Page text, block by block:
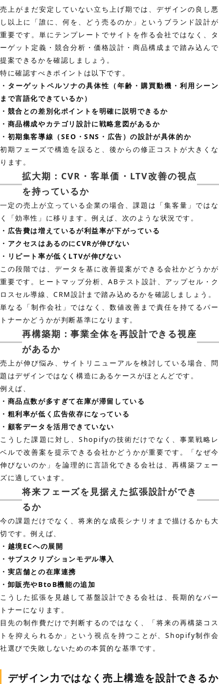
売上がまだ安定していない立ち上げ期では、デザインの良し悪
し以上に「誰に、何を、どう売るのか」というブランド設計が
重要です。単にテンプレートでサイトを作る会社ではなく、タ
ーゲット定義・競合分析・価格設計・商品構成まで踏み込んで
提案できるかを確認しましょう。
特に確認すべきポイントは以下です。
・ターゲットペルソナの具体性（年齢・購買動機・利用シーン
まで言語化できているか）
・競合との差別化ポイントを明確に説明できるか
・商品構成やカテゴリ設計に戦略意図があるか
・初期集客導線（SEO・SNS・広告）の設計が具体的か
初期フェーズで構造を誤ると、後からの修正コストが大きくな
ります。
拡大期：CVR・客単価・LTV改善の視点
を持っているか
一定の売上が立っている企業の場合、課題は「集客量」ではな
く「効率性」に移ります。例えば、次のような状況です。
・広告費は増えているが利益率が下がっている
・アクセスはあるのにCVRが伸びない
・リピート率が低くLTVが伸びない
この段階では、データを基に改善提案ができる会社かどうかが
重要です。ヒートマップ分析、ABテスト設計、アップセル・ク
ロスセル導線、CRM設計まで踏み込めるかを確認しましょう。
単なる「制作会社」ではなく、数値改善まで責任を持てるパー
トナーかどうかが判断基準になります。
再構築期：事業全体を再設計できる視座
があるか
売上が伸び悩み、サイトリニューアルを検討している場合、問
題はデザインではなく構造にあるケースがほとんどです。
例えば、
・商品点数が多すぎて在庫が滞留している
・粗利率が低く広告依存になっている
・顧客データを活用できていない
こうした課題に対し、Shopifyの技術だけでなく、事業戦略レ
ベルで改善案を提示できる会社かどうかが重要です。「なぜ今
伸びないのか」を論理的に言語化できる会社は、再構築フェー
ズに適しています。
将来フェーズを見据えた拡張設計ができ
るか
今の課題だけでなく、将来的な成長シナリオまで描けるかも大
切です。例えば、
・越境ECへの展開
・サブスクリプションモデル導入
・実店舗との在庫連携
・卸販売やBtoB機能の追加
こうした拡張を見越して基盤設計できる会社は、長期的なパー
トナーになります。
目先の制作費だけで判断するのではなく、「将来の再構築コス
トを抑えられるか」という視点を持つことが、Shopify制作会
社選びで失敗しないための本質的な基準です。
デザイン力ではなく売上構造を設計できるか